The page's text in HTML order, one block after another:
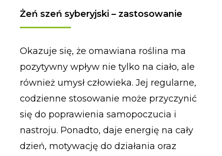
Żeń szeń syberyjski – zastosowanie
Okazuje się, że omawiana roślina ma
pozytywny wpływ nie tylko na ciało, ale
również umysł człowieka. Jej regularne,
codzienne stosowanie może przyczynić
się do poprawienia samopoczucia i
nastroju. Ponadto, daje energię na cały
dzień, motywację do działania oraz